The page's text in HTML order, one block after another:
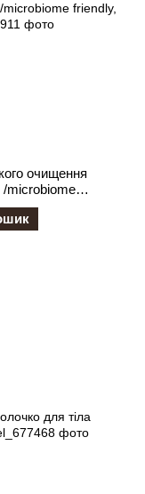
очищення
/microbiome